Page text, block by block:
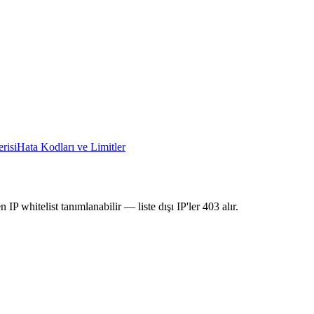
Hata Kodları ve Limitler
IP whitelist tanımlanabilir — liste dışı IP'ler 403 alır.